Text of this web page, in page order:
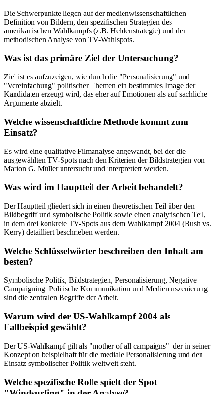
Die Schwerpunkte liegen auf der medienwissenschaftlichen
Definition von Bildern, den spezifischen Strategien des
amerikanischen Wahlkampfs (z.B. Heldenstrategie) und der
methodischen Analyse von TV-Wahlspots.
Was ist das primäre Ziel der Untersuchung?
Ziel ist es aufzuzeigen, wie durch die "Personalisierung" und
"Vereinfachung" politischer Themen ein bestimmtes Image der
Kandidaten erzeugt wird, das eher auf Emotionen als auf sachliche
Argumente abzielt.
Welche wissenschaftliche Methode kommt zum
Einsatz?
Es wird eine qualitative Filmanalyse angewandt, bei der die
ausgewählten TV-Spots nach den Kriterien der Bildstrategien von
Marion G. Müller untersucht und interpretiert werden.
Was wird im Hauptteil der Arbeit behandelt?
Der Hauptteil gliedert sich in einen theoretischen Teil über den
Bildbegriff und symbolische Politik sowie einen analytischen Teil,
in dem drei konkrete TV-Spots aus dem Wahlkampf 2004 (Bush vs.
Kerry) detailliert beschrieben werden.
Welche Schlüsselwörter beschreiben den Inhalt am
besten?
Symbolische Politik, Bildstrategien, Personalisierung, Negative
Campaigning, Politische Kommunikation und Medieninszenierung
sind die zentralen Begriffe der Arbeit.
Warum wird der US-Wahlkampf 2004 als
Fallbeispiel gewählt?
Der US-Wahlkampf gilt als "mother of all campaigns", der in seiner
Konzeption beispielhaft für die mediale Personalisierung und den
Einsatz symbolischer Politik weltweit steht.
Welche spezifische Rolle spielt der Spot